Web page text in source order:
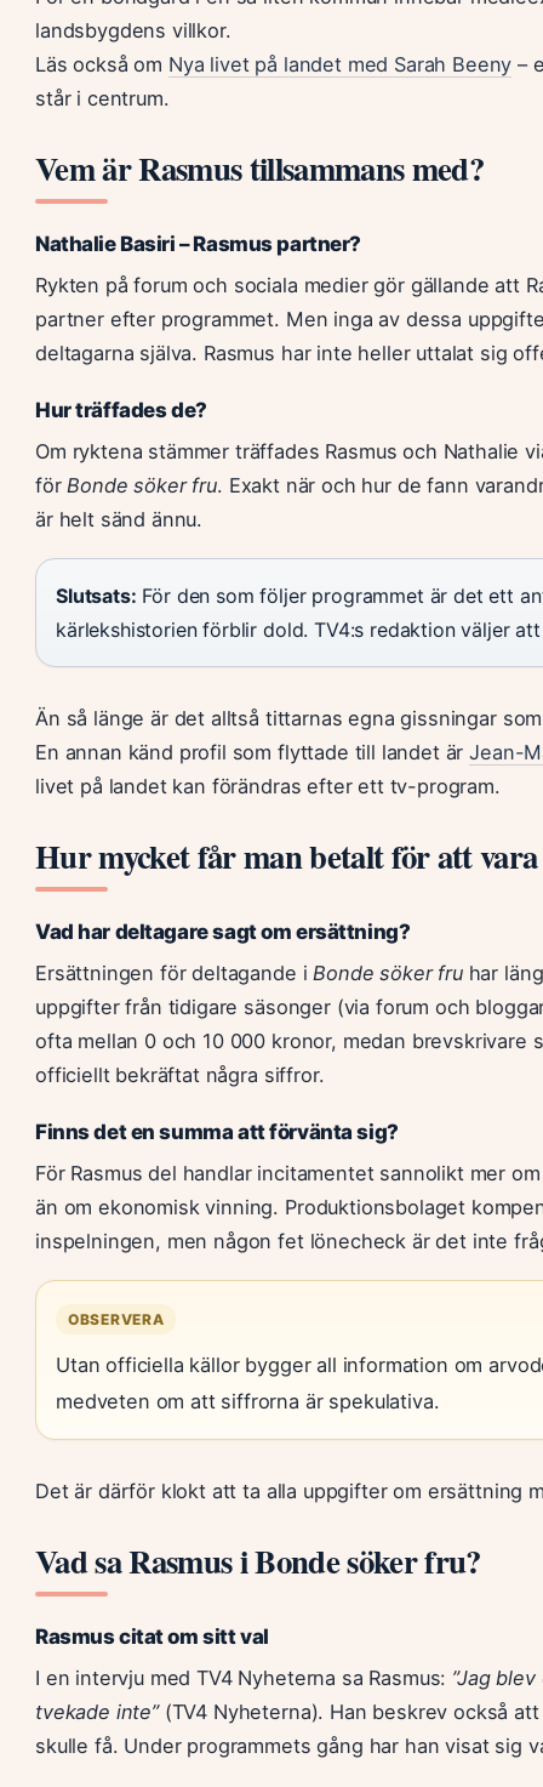
landsbygdens villkor.
Läs också om Nya livet på landet med Sarah Beeny –
står i centrum.
Vem är Rasmus tillsammans med?
Nathalie Basiri – Rasmus partner?
Rykten på forum och sociala medier gör gällande att
partner efter programmet. Men inga av dessa
deltagarna själva. Rasmus har inte heller uttalat sig
Hur träffades de?
Om ryktena stämmer träffades Rasmus och Nathalie
för Bonde söker fru. Exakt när och hur de fann
är helt sänd ännu.
Slutsats: För den som följer programmet är det ett
kärlekshistorien förblir dold. TV4:s redaktion väljer
Än så länge är det alltså tittarnas egna gissningar
En annan känd profil som flyttade till landet ärJean-
livet på landet kan förändras efter ett tv-program.
Hur mycket får man betalt för att
Vad har deltagare sagt om ersättning?
Ersättningen för deltagande i Bonde söker fruhar
uppgifter från tidigare säsonger (via forum och
ofta mellan 0 och 10 000 kronor, medan brevskrivare
officiellt bekräftat några siffror.
Finns det en summa att förvänta sig?
För Rasmus del handlar incitamentet sannolikt mer
än om ekonomisk vinning. Produktionsbolaget
inspelningen, men någon fet lönecheck är det inte
OBSERVERA
Utan officiella källor bygger all information om
medveten om att siffrorna är spekulativa.
Det är därför klokt att ta alla uppgifter om ersättning
Vad sa Rasmus i Bonde söker fru?
Rasmus citat om sitt val
I en intervju med TV4 Nyheterna sa Rasmus: ”Jag
tvekade inte”(TV4 Nyheterna). Han beskrev också
skulle få. Under programmets gång har han visat sig